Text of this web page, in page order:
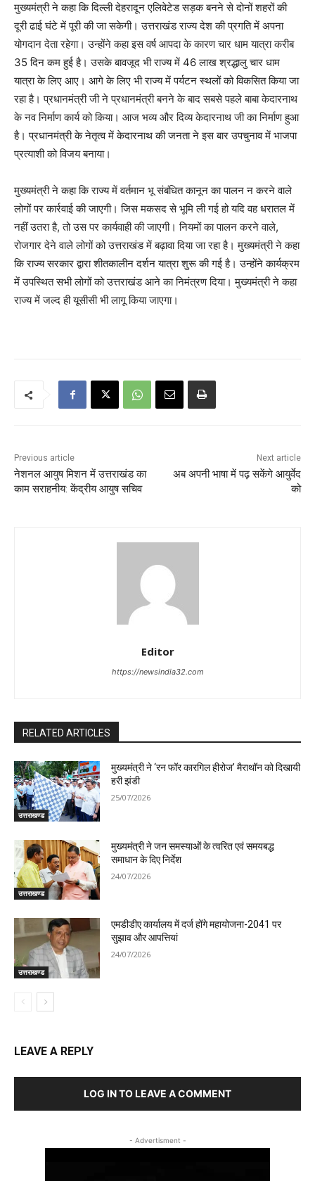
मुख्यमंत्री ने कहा कि दिल्ली देहरादून एलिवेटेड सड़क बनने से दोनों शहरों की
दूरी ढाई घंटे में पूरी की जा सकेगी। उत्तराखंड राज्य देश की प्रगति में अपना
योगदान देता रहेगा। उन्होंने कहा इस वर्ष आपदा के कारण चार धाम यात्रा करीब
35 दिन कम हुई है। उसके बावजूद भी राज्य में 46 लाख श्रद्धालु चार धाम
यात्रा के लिए आए। आगे के लिए भी राज्य में पर्यटन स्थलों को विकसित किया जा
रहा है। प्रधानमंत्री जी ने प्रधानमंत्री बनने के बाद सबसे पहले बाबा केदारनाथ
के नव निर्माण कार्य को किया। आज भव्य और दिव्य केदारनाथ जी का निर्माण हुआ
है। प्रधानमंत्री के नेतृत्व में केदारनाथ की जनता ने इस बार उपचुनाव में भाजपा
प्रत्याशी को विजय बनाया।
मुख्यमंत्री ने कहा कि राज्य में वर्तमान भू संबंधित कानून का पालन न करने वाले
लोगों पर कार्रवाई की जाएगी। जिस मकसद से भूमि ली गई हो यदि वह धरातल में
नहीं उतरा है, तो उस पर कार्यवाही की जाएगी। नियमों का पालन करने वाले,
रोजगार देने वाले लोगों को उत्तराखंड में बढ़ावा दिया जा रहा है। मुख्यमंत्री ने कहा
कि राज्य सरकार द्वारा शीतकालीन दर्शन यात्रा शुरू की गई है। उन्होंने कार्यक्रम
में उपस्थित सभी लोगों को उत्तराखंड आने का निमंत्रण दिया। मुख्यमंत्री ने कहा
राज्य में जल्द ही यूसीसी भी लागू किया जाएगा।
Previous article
नेशनल आयुष मिशन में उत्तराखंड का
काम सराहनीय: केंद्रीय आयुष सचिव
Next article
अब अपनी भाषा में पढ़ सकेंगे आयुर्वेद
को
Editor
https://newsindia32.com
RELATED ARTICLES
उत्तराखण्ड
मुख्यमंत्री ने ‘रन फॉर कारगिल हीरोज’ मैराथॉन को दिखायी
हरी झंडी
25/07/2026
उत्तराखण्ड
मुख्यमंत्री ने जन समस्याओं के त्वरित एवं समयबद्ध
समाधान के दिए निर्देश
24/07/2026
उत्तराखण्ड
एमडीडीए कार्यालय में दर्ज होंगे महायोजना-2041 पर
सुझाव और आपत्तियां
24/07/2026
LEAVE A REPLY
LOG IN TO LEAVE A COMMENT
- Advertisment -